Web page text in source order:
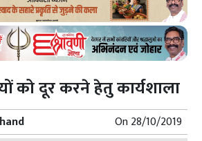
को दूर करने हेतु कार्यशाला
On28/10/2019